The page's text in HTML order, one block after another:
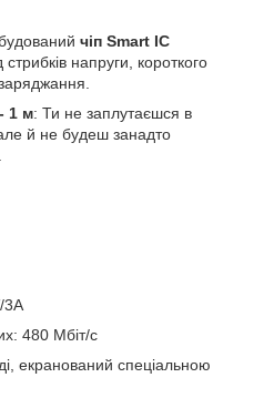
чіп Smart IC
стрибків напруги, короткого
1 м: Ти не заплутаєшся в
й не будеш занадто
3А
480 Мбіт/с
екранований спеціальною